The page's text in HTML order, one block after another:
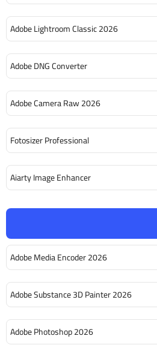
Adobe Media Encoder 2026
Adobe Substance 3D Painter 2026
Adobe Photoshop 2026
Adobe Lightroom Classic 2026
Adobe DNG Converter
Adobe Camera Raw 2026
Fotosizer Professional
Aiarty Image Enhancer